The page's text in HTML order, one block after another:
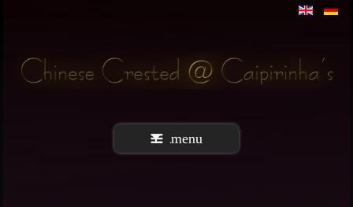
menu